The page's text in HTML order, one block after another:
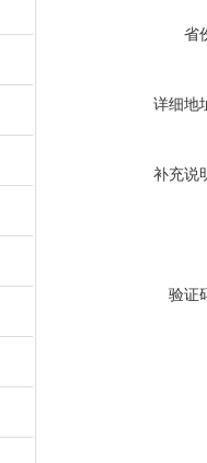
省
详细地
补充说
验证